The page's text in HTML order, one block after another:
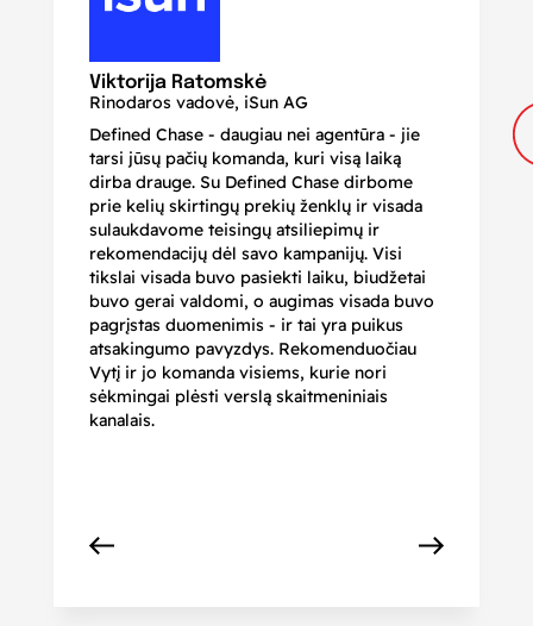
Viktorija Ratomskė
Rinodaros vadovė, iSun AG
Defined Chase - daugiau nei agentūra - jie
tarsi jūsų pačių komanda, kuri visą laiką
dirba drauge. Su Defined Chase dirbome
prie kelių skirtingų prekių ženklų ir visada
sulaukdavome teisingų atsiliepimų ir
rekomendacijų dėl savo kampanijų. Visi
tikslai visada buvo pasiekti laiku, biudžetai
buvo gerai valdomi, o augimas visada buvo
pagrįstas duomenimis - ir tai yra puikus
atsakingumo pavyzdys. Rekomenduočiau
Vytį ir jo komanda visiems, kurie nori
sėkmingai plėsti verslą skaitmeniniais
kanalais.
ir